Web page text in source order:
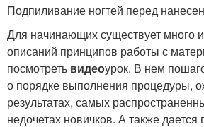
Подпиливание ногтей перед
Для начинающих существует много
описаний принципов работы с
посмотреть видеоурок. В нем
о порядке выполнения процедуры,
результатах, самых
недочетах новичков. А также